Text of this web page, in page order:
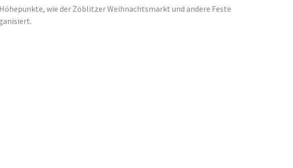
wie der Zöblitzer Weihnachtsmarkt und andere Feste